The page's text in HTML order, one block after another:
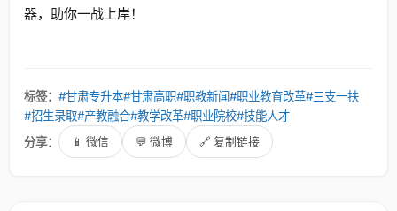
器，助你一战上岸！
标签： #甘肃专升本#甘肃高职#职教新闻#职业教育改革#三支一扶
#招生录取#产教融合#教学改革#职业院校#技能人才
分享：
📱 微信 💬 微博 🔗 复制链接